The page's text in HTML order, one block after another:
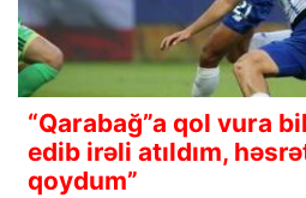
“Qarabağ”a qol vura
edib irəli atıldım,
qoydum”